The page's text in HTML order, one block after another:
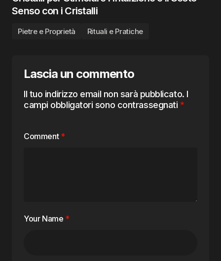
Senso con i Cristalli
Pietre e Proprietà Rituali e Pratiche
Lascia un commento
Il tuo indirizzo email non sarà pubblicato. I
campi obbligatori sono contrassegnati *
Comment *
Your Name *